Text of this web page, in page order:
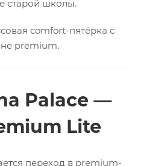
старой школы.
comfort-пятёрка с
premium.
Palace —
Lite
переход в premium-